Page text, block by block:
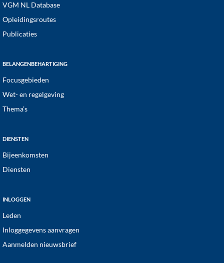
VGM NL Database
Opleidingsroutes
Publicaties
BELANGENBEHARTIGING
Focusgebieden
Wet- en regelgeving
Thema’s
DIENSTEN
Bijeenkomsten
Diensten
INLOGGEN
Leden
Inloggegevens aanvragen
Aanmelden nieuwsbrief